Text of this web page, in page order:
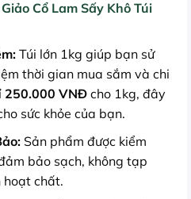
Cổ Lam Sấy Khô Túi
Túi lớn 1kg giúp bạn sử
thời gian mua sắm và chi
250.000 VNĐcho 1kg, đây
sức khỏe của bạn.
Sản phẩm được kiểm
bảo sạch, không tạp
hoạt chất.